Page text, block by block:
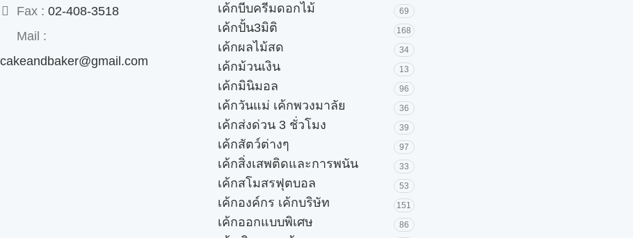
Fax : 02-408-3518
Mail :
cakeandbaker@gmail.com
เค้กบีบครีมดอกไม้ 69
เค้กปั้น3มิติ 168
เค้กผลไม้สด 34
เค้กม้วนเงิน 13
เค้กมินิมอล 96
เค้กวันแม่ เค้กพวงมาลัย 36
เค้กส่งด่วน 3 ชั่วโมง 39
เค้กสัตว์ต่างๆ 97
เค้กสิ่งเสพติดและการพนัน 33
เค้กสโมสรฟุตบอล 53
เค้กองค์กร เค้กบริษัท 151
เค้กออกแบบพิเศษ 86